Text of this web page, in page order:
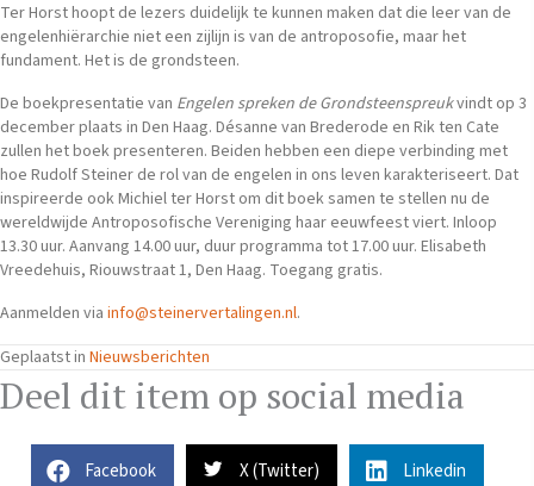
Ter Horst hoopt de lezers duidelijk te kunnen maken dat die leer van de
engelenhiërarchie niet een zijlijn is van de antroposofie, maar het
fundament. Het is de grondsteen.
De boekpresentatie van Engelen spreken de Grondsteenspreukvindt op 3
december plaats in Den Haag. Désanne van Brederode en Rik ten Cate
zullen het boek presenteren. Beiden hebben een diepe verbinding met
hoe Rudolf Steiner de rol van de engelen in ons leven karakteriseert. Dat
inspireerde ook Michiel ter Horst om dit boek samen te stellen nu de
wereldwijde Antroposofische Vereniging haar eeuwfeest viert. Inloop
13.30 uur. Aanvang 14.00 uur, duur programma tot 17.00 uur. Elisabeth
Vreedehuis, Riouwstraat 1, Den Haag. Toegang gratis.
Aanmelden via info@steinervertalingen.nl.
Geplaatst in Nieuwsberichten
Deel dit item op social media
Facebook X (Twitter) Linkedin